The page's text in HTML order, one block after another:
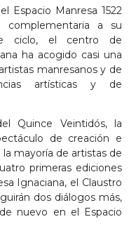
Espacio Manresa 1522
a su
ciclo, el centro de
ha acogido casi una
manresanos y de
artísticas y de
Quince Veintidós, la
de creación e
mayoría de artistas de
primeras ediciones
Ignaciana, el Claustro
dos diálogos más,
nuevo en el Espacio